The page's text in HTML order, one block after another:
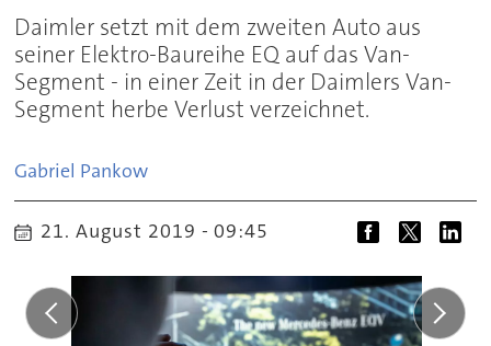
Daimler setzt mit dem zweiten Auto aus
seiner Elektro-Baureihe EQ auf das Van-
Segment - in einer Zeit in der Daimlers Van-
Segment herbe Verlust verzeichnet.
Gabriel Pankow
21. August 2019 - 09:45